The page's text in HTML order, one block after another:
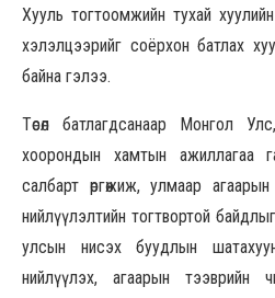
Хууль тогтоомжийн тухай
хэлэлцээрийг соёрхон батлах
байна гэлээ.
Төсөл батлагдсанаар Монгол
хоорондын хамтын ажиллагаа
салбарт өргөжиж, улмаар
нийлүүлэлтийн тогтвортой
улсын нисэх буудлын
нийлүүлэх, агаарын тээврийн